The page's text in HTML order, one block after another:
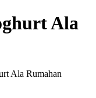
Ala
Ala Rumahan